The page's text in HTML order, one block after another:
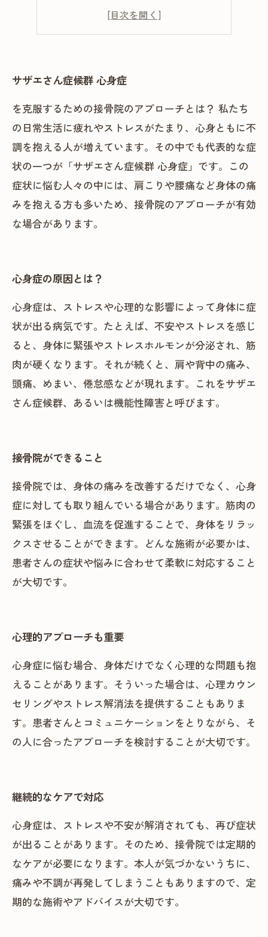
心理的アプローチも重要
継続的なケアで対応
サザエさん症候群 心身症
を克服するための接骨院のアプローチとは？ 私たち
の日常生活に疲れやストレスがたまり、心身ともに不
調を抱える人が増えています。その中でも代表的な症
状の一つが「サザエさん症候群 心身症」です。この
症状に悩む人々の中には、肩こりや腰痛など身体の痛
みを抱える方も多いため、接骨院のアプローチが有効
な場合があります。
心身症の原因とは？
心身症は、ストレスや心理的な影響によって身体に症
状が出る病気です。たとえば、不安やストレスを感じ
ると、身体に緊張やストレスホルモンが分泌され、筋
肉が硬くなります。それが続くと、肩や背中の痛み、
頭痛、めまい、倦怠感などが現れます。これをサザエ
さん症候群、あるいは機能性障害と呼びます。
接骨院ができること
接骨院では、身体の痛みを改善するだけでなく、心身
症に対しても取り組んでいる場合があります。筋肉の
緊張をほぐし、血流を促進することで、身体をリラッ
クスさせることができます。どんな施術が必要かは、
患者さんの症状や悩みに合わせて柔軟に対応すること
が大切です。
心理的アプローチも重要
心身症に悩む場合、身体だけでなく心理的な問題も抱
えることがあります。そういった場合は、心理カウン
セリングやストレス解消法を提供することもありま
す。患者さんとコミュニケーションをとりながら、そ
の人に合ったアプローチを検討することが大切です。
継続的なケアで対応
心身症は、ストレスや不安が解消されても、再び症状
が出ることがあります。そのため、接骨院では定期的
なケアが必要になります。本人が気づかないうちに、
痛みや不調が再発してしまうこともありますので、定
期的な施術やアドバイスが大切です。